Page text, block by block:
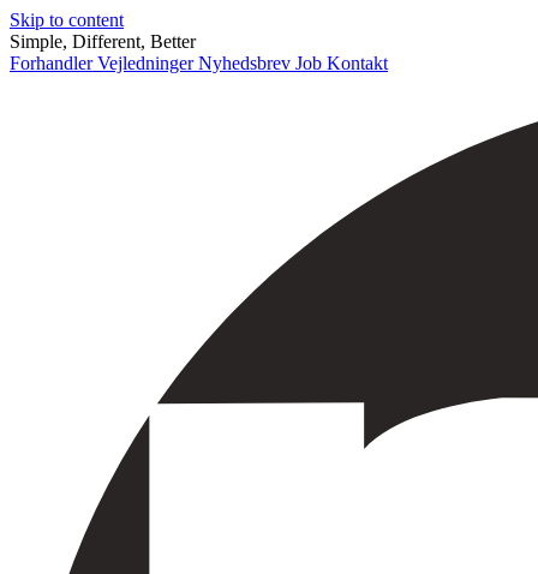
Skip to content
Simple, Different, Better
ForhandlerVejledningerNyhedsbrev Job Kontakt